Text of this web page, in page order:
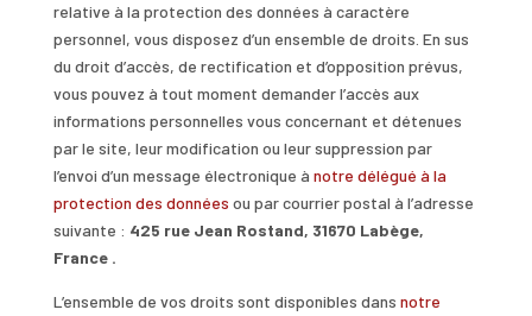
relative à la protection des données à caractère
personnel, vous disposez d’un ensemble de droits. En sus
du droit d’accès, de rectification et d’opposition prévus,
vous pouvez à tout moment demander l’accès aux
informations personnelles vous concernant et détenues
par le site, leur modification ou leur suppression par
l’envoi d’un message électronique à notre délégué à la
protection des données ou par courrier postal à l’adresse
suivante : 425 rue Jean Rostand, 31670 Labège,
France .
L’ensemble de vos droits sont disponibles dans notre